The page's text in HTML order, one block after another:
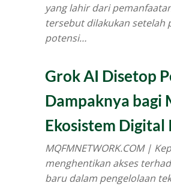
yang lahir dari
tersebut dilakukan setelah
potensi…
Grok AI Disetop
Dampaknya bagi
Ekosistem Digital
MQFMNETWORK.COM |
menghentikan akses
baru dalam pengelolaan